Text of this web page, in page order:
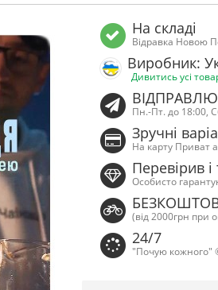
На складі
Відравка Новою
Виробник:
Дивитись усі
Пн.-Пт. до 18:00,
Зручні
На карту Приват
Перевірив
Особисто
(від 2000грн при
24/7
"Почую кожного"